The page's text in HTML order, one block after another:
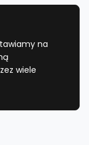
na
wiele